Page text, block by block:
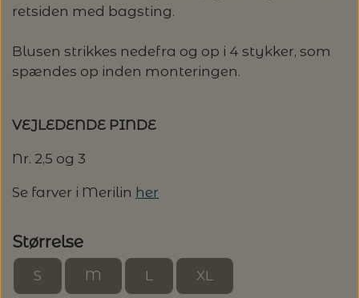
retsiden med bagsting.
Blusen strikkes nedefra og op i 4 stykker, som
spændes op inden monteringen.
VEJLEDENDE PINDE
Nr. 2,5 og 3
Se farver i Merilin her
Størrelse
S M L XL